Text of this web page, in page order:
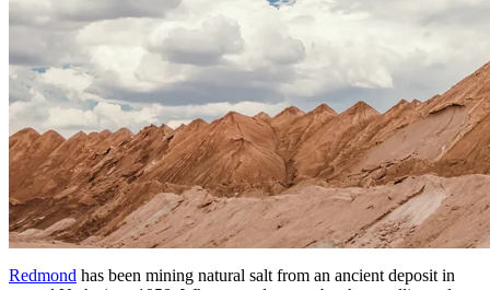
Redmond has been mining natural salt from an ancient deposit in